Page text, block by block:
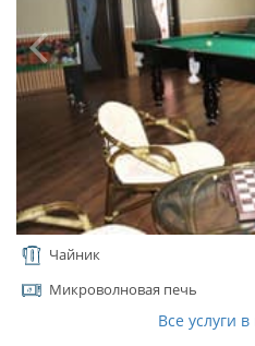
Чайник
Микроволновая печь
Все услуги